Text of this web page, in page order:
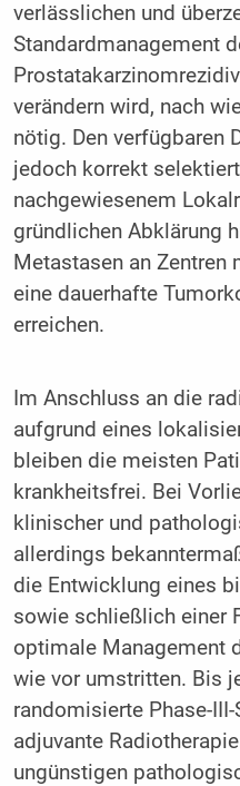
verlässlichen und
Standardmanagement
verändern wird, nach
nötig. Den verfügbaren
jedoch korrekt
nachgewiesenem
gründlichen Abklärung
Metastasen an Zentren
eine dauerhafte
erreichen.
Im Anschluss an die
aufgrund eines
bleiben die meisten
krankheitsfrei. Bei
klinischer und
allerdings
die Entwicklung eines
sowie schließlich einer
optimale Management
wie vor umstritten. Bis
randomisierte Phase-
adjuvante
ungünstigen